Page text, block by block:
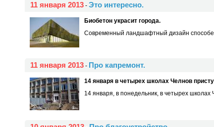
11 января 2013 - Это интересно.
Биобетон украсит города.
Современный ландшафтный дизайн способен
11 января 2013 - Про капремонт.
14 января в четырех школах Челнов
14 января, в понедельник, в четырех